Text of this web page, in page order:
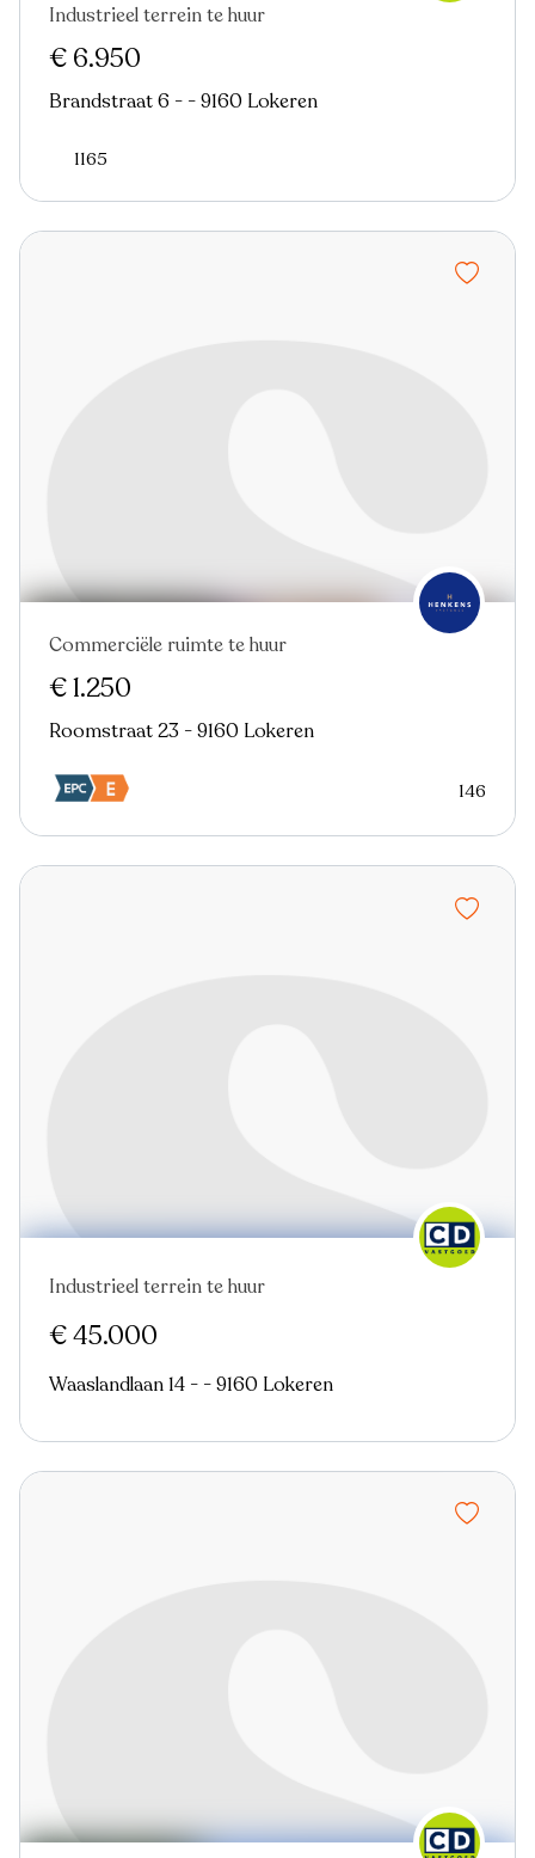
Industrieel terrein te huur
€ 6.950
Brandstraat 6 - - 9160 Lokeren
1165
Commerciële ruimte te huur
€ 1.250
Roomstraat 23 - 9160 Lokeren
146
Industrieel terrein te huur
€ 45.000
Waaslandlaan 14 - - 9160 Lokeren